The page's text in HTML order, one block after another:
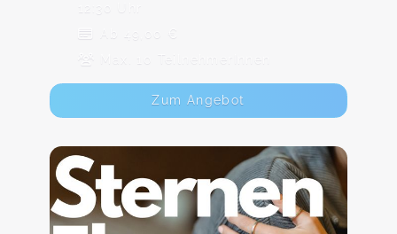
12:30 Uhr
Ab 49,00 €
Max. 10 TeilnehmerInnen
Zum Angebot